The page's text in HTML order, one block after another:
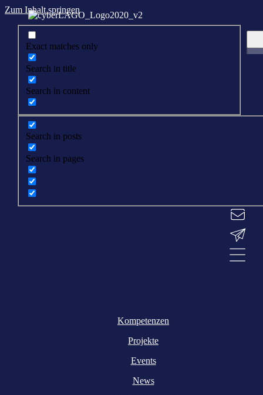
Zum Inhalt springen
Exact matches only
Search in title
Search in content
Search in posts
Search in pages
Kompetenzen
Projekte
Events
News